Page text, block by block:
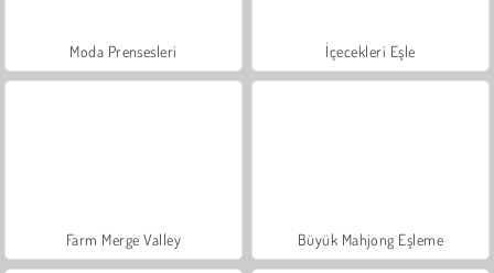
Moda Prensesleri İçecekleri Eşle
Farm Merge Valley Büyük Mahjong Eşleme